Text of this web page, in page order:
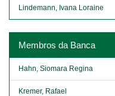
Lindemann, Ivana Loraine
Membros da Banca
Hahn, Siomara Regina
Kremer, Rafael